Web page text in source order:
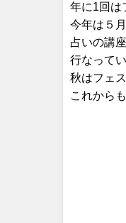
年に1回は
今年は５
占いの講
行なって
秋はフェ
これから